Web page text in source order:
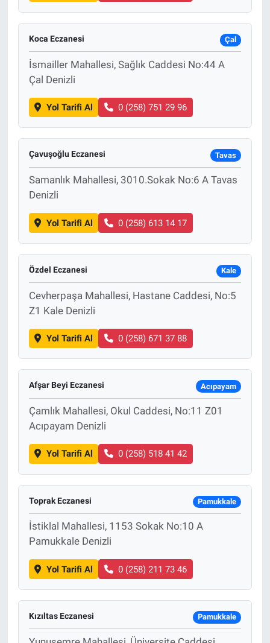
Koca Eczanesi Çal
İsmailler Mahallesi, Sağlık Caddesi No:44 A
Çal Denizli
Yol Tarifi Al 0 (258) 751 29 96
Çavuşoğlu Eczanesi Tavas
Samanlık Mahallesi, 3010.Sokak No:6 A Tavas
Denizli
Yol Tarifi Al 0 (258) 613 14 17
Özdel Eczanesi Kale
Cevherpaşa Mahallesi, Hastane Caddesi, No:5
Z1 Kale Denizli
Yol Tarifi Al 0 (258) 671 37 88
Afşar Beyi Eczanesi Acıpayam
Çamlık Mahallesi, Okul Caddesi, No:11 Z01
Acıpayam Denizli
Yol Tarifi Al 0 (258) 518 41 42
Toprak Eczanesi Pamukkale
İstiklal Mahallesi, 1153 Sokak No:10 A
Pamukkale Denizli
Yol Tarifi Al 0 (258) 211 73 46
Kızıltas Eczanesi Pamukkale